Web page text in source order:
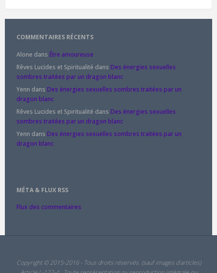
COMMENTAIRES RÉCENTS
Alone dans Être amoureuse
Rêves Lucides et Spiritualité dans Des énergies sexuelles
sombres traitées par un dragon blanc
Yenn dans Des énergies sexuelles sombres traitées par un
dragon blanc
Rêves Lucides et Spiritualité dans Des énergies sexuelles
sombres traitées par un dragon blanc
Yenn dans Des énergies sexuelles sombres traitées par un
dragon blanc
MÉTA & FLUX RSS
Flux des commentaires
Copyright © 2015-2016 - Tous droits réservés. (sauf images d'articles)